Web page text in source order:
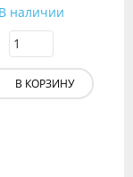
В наличии
В КОРЗИНУ